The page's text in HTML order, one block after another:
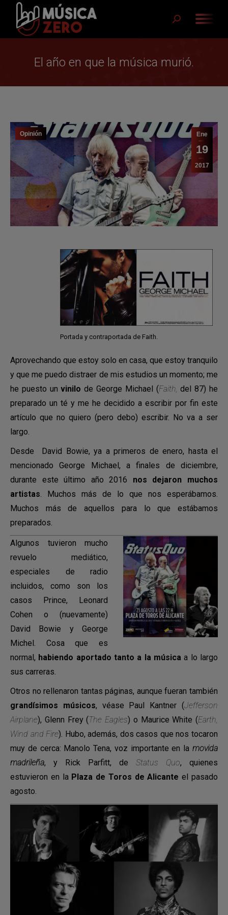
Buscar:
El año en que la música murió.
Ene
19
2017
Opinión
Portada y contraportada de Faith.
Aprovechando que estoy solo en casa, que estoy tranquilo
y que me puedo distraer de mis estudios un momento; me
he puesto unvinilo de George Michael (Faith,del 87) he
preparado un té y me he decidido a escribir por fin este
artículo que no quiero (pero debo) escribir. No va a ser
largo.
Desde David Bowie, ya a primeros de enero, hasta el
mencionado George Michael, a finales de diciembre,
durante este último año 2016 nos dejaron muchos
artistas. Muchos más de lo que nos esperábamos.
Muchos más de aquellos para lo que estábamos
preparados.
Algunos tuvieron mucho
revuelo mediático,
especiales de radio
incluidos, como son los
casos Prince, Leonard
Cohen o (nuevamente)
David Bowie y George
Michel. Cosa que es
normal, habiendo aportado tanto a la música a lo largo
sus carreras.
Otros no rellenaron tantas páginas, aunque fueran también
grandísimos músicos, véase Paul Kantner (Jefferson
Airplane), Glenn Frey (The Eagles) o Maurice White (Earth,
Wind and Fire). Hubo, además, dos casos que nos tocaron
muy de cerca: Manolo Tena, voz importante en la movida
madrileña, y Rick Parfitt, de Status Quo, quienes
estuvieron en laPlaza de Toros de Alicante el pasado
agosto.